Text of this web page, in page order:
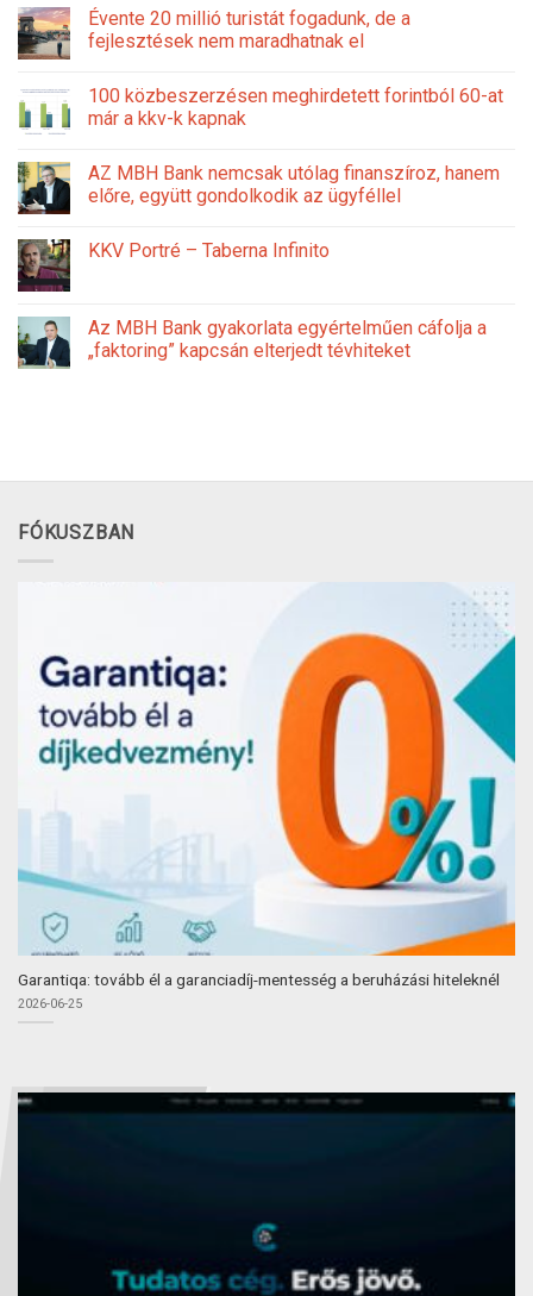
Évente 20 millió turistát fogadunk, de a
fejlesztések nem maradhatnak el
100 közbeszerzésen meghirdetett forintból 60-at
már a kkv-k kapnak
AZ MBH Bank nemcsak utólag finanszíroz, hanem
előre, együtt gondolkodik az ügyféllel
KKV Portré – Taberna Infinito
Az MBH Bank gyakorlata egyértelműen cáfolja a
„faktoring” kapcsán elterjedt tévhiteket
FÓKUSZBAN
Garantiqa: tovább él a garanciadíj-mentesség a beruházási hiteleknél
2026-06-25